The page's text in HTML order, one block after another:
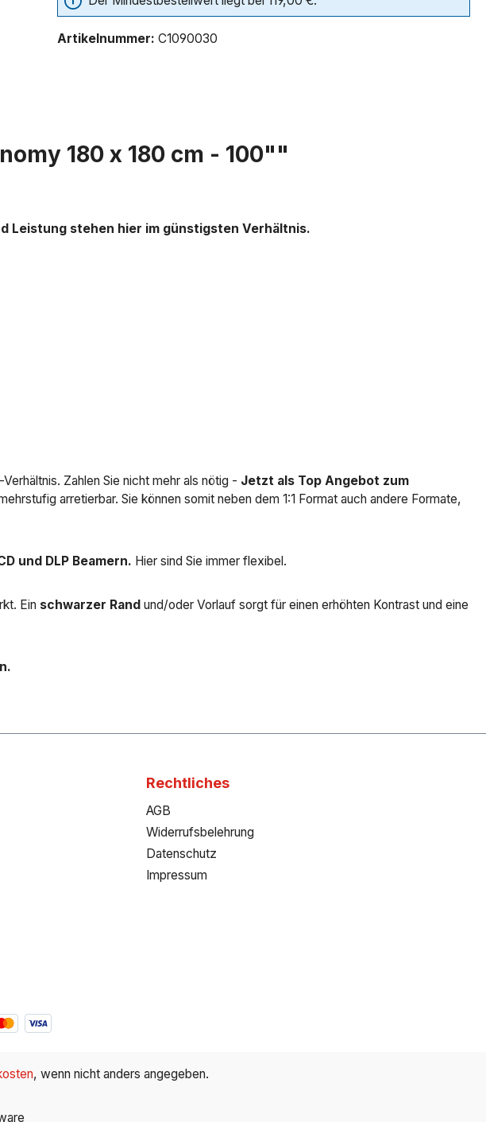
Artikelnummer: C1090030
180 x 180 cm - 100""
Leistung stehen hier im günstigsten Verhältnis.
Zahlen Sie nicht mehr als nötig - Jetzt als Top Angebot zum
arretierbar. Sie können somit neben dem 1:1 Format auch andere Formate,
und DLP Beamern. Hier sind Sie immer flexibel.
Ein schwarzer Rand und/oder Vorlauf sorgt für einen erhöhten Kontrast und eine
Rechtliches
AGB
Widerrufsbelehrung
Datenschutz
Impressum
, wenn nicht anders angegeben.